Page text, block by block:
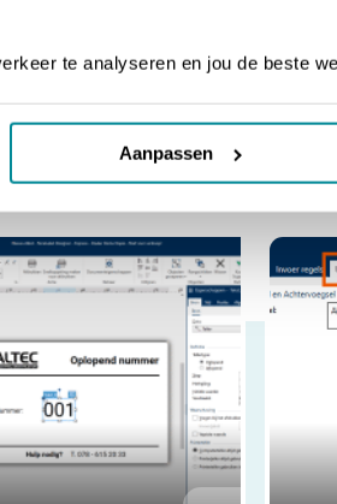
te analyseren en jou de beste
Aanpassen
en klik daarna opOK
direct dat het voor- en